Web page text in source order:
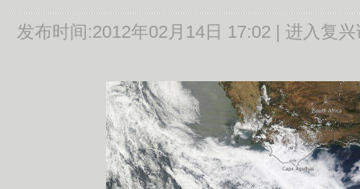
发布时间:2012年02月14日 17:02 | 进入复兴